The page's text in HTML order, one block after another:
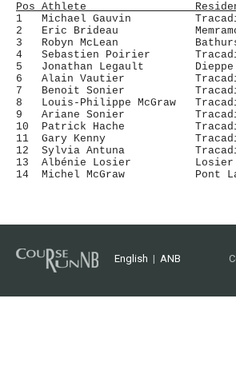
Pos Athlete
1   Michael Gauvin
2   Eric Brideau
3   Robyn McLean
4   Sebastien Poirier
5   Jonathan Legault
6   Alain Vautier
7   Benoit Sonier
8   Louis-Philippe McGraw
9   Ariane Sonier
10  Patrick Hache
11  Gary Kenny
12  Sylvia Antuna
13  Albénie Losier          Losier
14  Michel McGraw           Pont
English | ANB